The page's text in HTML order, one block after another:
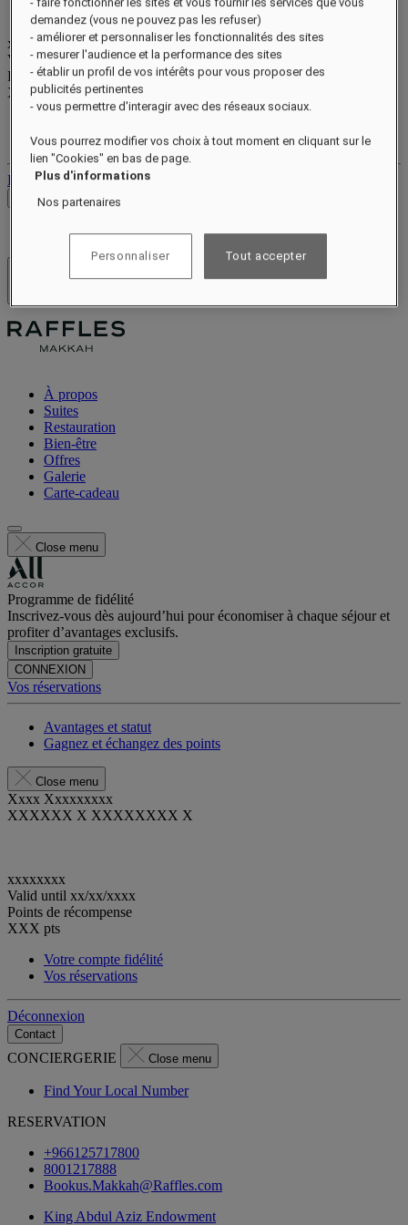
xxxxxxxx
Valid untilxx/xx/xxxx
Points de récompense
XXXpts
Vos réservations
Déconnexion
Voir les tarifs
Hôtels et resorts
À propos
Suites
Restauration
Bien-être
Offres
Galerie
Carte-cadeau
Close menu
Programme de fidélité
Inscrivez-vous dès aujourd’hui pour économiser à chaque séjour et
profiter d’avantages exclusifs.
Inscription gratuite
CONNEXION
Vos réservations
Avantages et statut
Gagnez et échangez des points
Close menu
Xxxx Xxxxxxxxx
XXXXXX X XXXXXXXX X
xxxxxxxx
Valid until xx/xx/xxxx
Points de récompense
XXX pts
Votre compte fidélité
Vos réservations
Déconnexion
Contact
CONCIERGERIE Close menu
Find Your Local Number
RESERVATION
+966125717800
8001217888
Bookus.Makkah@Raffles.com
King Abdul Aziz Endowment
- faire fonctionner les sites et vous fournir les services que vous
demandez (vous ne pouvez pas les refuser)
- améliorer et personnaliser les fonctionnalités des sites
- mesurer l'audience et la performance des sites
- établir un profil de vos intérêts pour vous proposer des
publicités pertinentes
- vous permettre d'interagir avec des réseaux sociaux.
Vous pourrez modifier vos choix à tout moment en cliquant sur le
lien "Cookies" en bas de page.
Plus d'informations
Nos partenaires
Personnaliser Tout accepter